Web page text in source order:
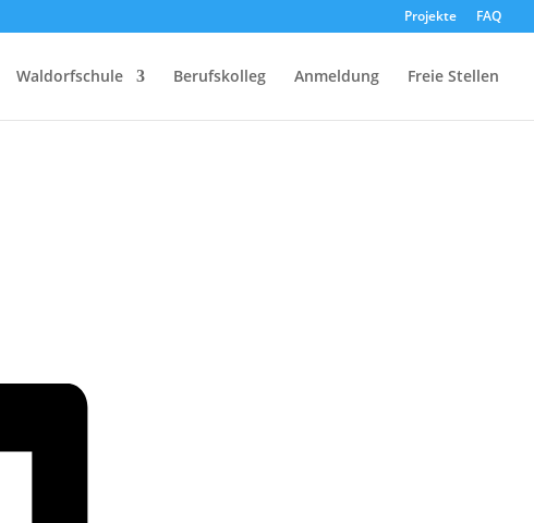
Projekte FAQ
Waldorfschule Berufskolleg Anmeldung Freie Stellen